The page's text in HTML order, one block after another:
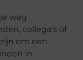
weg
collega’s of
om een
in